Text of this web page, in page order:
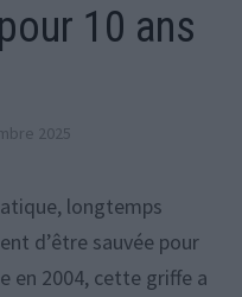
10 ans
2025
longtemps
d’être sauvée pour
en 2004, cette griffe a